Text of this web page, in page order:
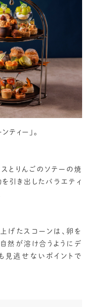
ティー」。
とりんごのソテーの焼
引き出したバラエティ
げたスコーンは、卵を
然が溶け合うようにデ
見逃せないポイントで